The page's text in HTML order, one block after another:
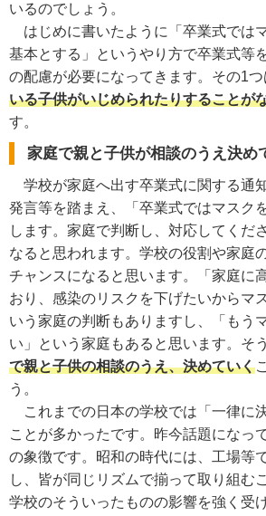
いるのでしょう。
はじめに書いたように「卒業式では
基本とする」というやり方で卒業式等
の配慮が必要になってきます。その1つ
いる子供がいじめられたりすることが
す。
家庭で親と子供が相談のうえ決め
学校が家庭へ出す卒業式に関する通
発言等を踏まえ、「卒業式ではマスク
します。家庭で判断し、対応してくだ
なると思われます。学校の役割や家庭
チャンスになると思います。「家庭に
おり、感染のリスクを下げたいからマ
いう家庭の判断もありますし、「もう
い」という家庭もあると思います。そ
で親と子供の相談のうえ、決めていく
う。
これまでの日本の学校では「一律に
ことが多かったです。昨今話題になっ
の象徴です。昭和の時代には、工場等
し、皆が同じリズムで揃って取り組む
学校のそういったものの影響を強く受